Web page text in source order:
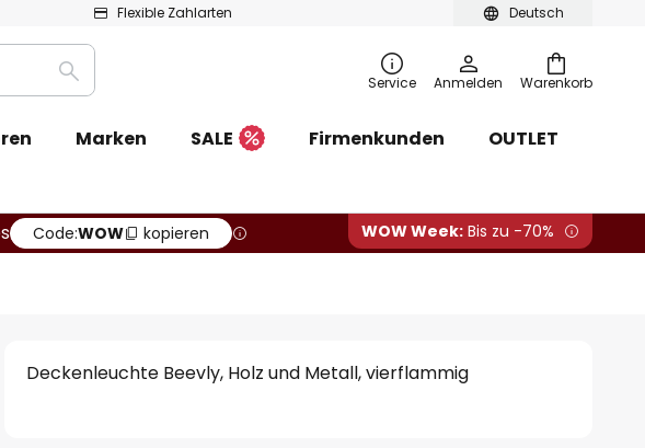
Deutsch
Flexible Zahlarten
Warenkorb
Suche Service Anmelden
Marken SALE Firmenkunden
OUTLET
Code:WOW kopieren WOW Week: Bis zu -70%
Deckenleuchte Beevly, Holz und Metall, vierflammig